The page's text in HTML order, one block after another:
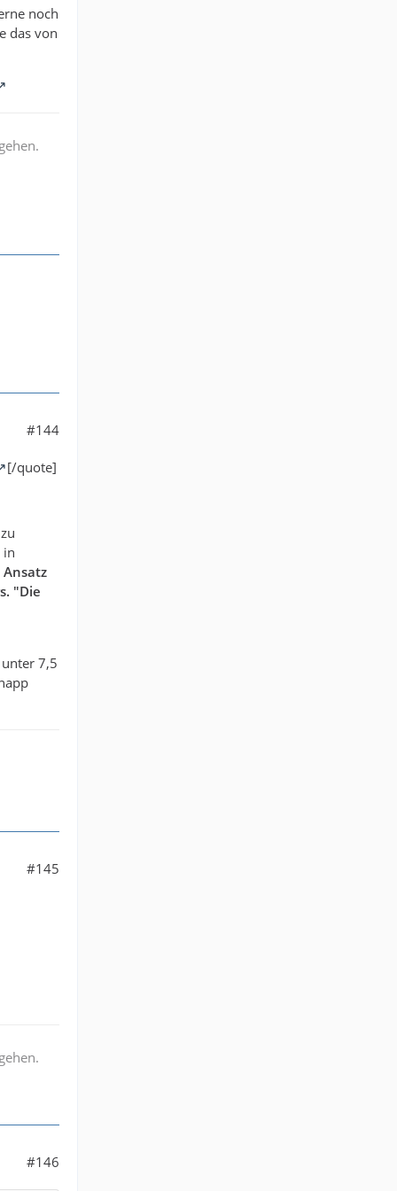
noch
das von
#144
[/quote]
in
"Die
7,5
#145
#146